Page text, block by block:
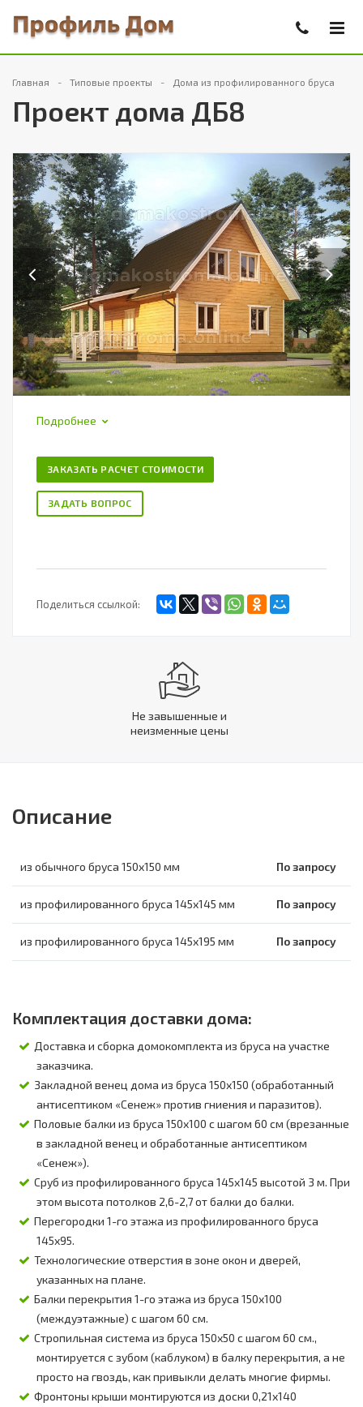
Главная Типовые проекты Дома из профилированного бруса
Проект дома ДБ8
Previous Next
Подробнее
ЗАКАЗАТЬ РАСЧЕТ СТОИМОСТИ
ЗАДАТЬ ВОПРОС
Поделиться ссылкой:
Не завышенные и
неизменные цены
Описание
из обычного бруса 150х150 мм По запросу
из профилированного бруса 145х145 мм По запросу
из профилированного бруса 145х195 мм По запросу
Комплектация доставки дома:
Доставка и сборка домокомплекта из бруса на участке
заказчика.
Закладной венец дома из бруса 150х150 (обработанный
антисептиком «Сенеж» против гниения и паразитов).
Половые балки из бруса 150х100 с шагом 60 см (врезанные
в закладной венец и обработанные антисептиком
«Сенеж»).
Сруб из профилированного бруса 145х145 высотой 3 м. При
этом высота потолков 2,6-2,7 от балки до балки.
Перегородки 1-го этажа из профилированного бруса
145х95.
Технологические отверстия в зоне окон и дверей,
указанных на плане.
Балки перекрытия 1-го этажа из бруса 150х100
(междуэтажные) с шагом 60 см.
Стропильная система из бруса 150х50 с шагом 60 см.,
монтируется с зубом (каблуком) в балку перекрытия, а не
просто на гвоздь, как привыкли делать многие фирмы.
Фронтоны крыши монтируются из доски 0,21х140